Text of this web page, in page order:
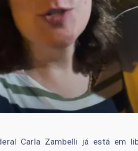
Carla Zambelli já está em